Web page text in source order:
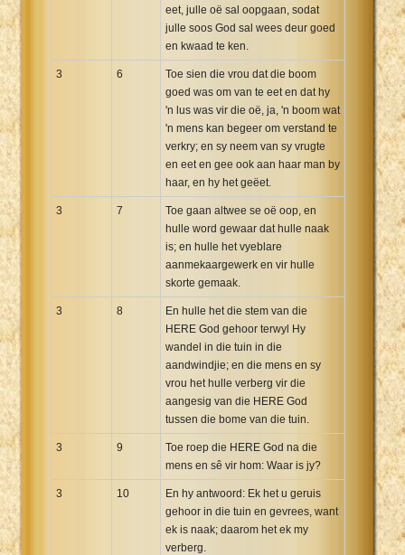
eet, julle oë sal oopgaan, sodat
julle soos God sal wees deur goed
en kwaad te ken.
3 6
Toe sien die vrou dat die boom
goed was om van te eet en dat hy
'n lus was vir die oë, ja, 'n boom wat
'n mens kan begeer om verstand te
verkry; en sy neem van sy vrugte
en eet en gee ook aan haar man by
haar, en hy het geëet.
3 7
Toe gaan altwee se oë oop, en
hulle word gewaar dat hulle naak
is; en hulle het vyeblare
aanmekaargewerk en vir hulle
skorte gemaak.
3 8
En hulle het die stem van die
HERE God gehoor terwyl Hy
wandel in die tuin in die
aandwindjie; en die mens en sy
vrou het hulle verberg vir die
aangesig van die HERE God
tussen die bome van die tuin.
3 9
Toe roep die HERE God na die
mens en sê vir hom: Waar is jy?
3 10
En hy antwoord: Ek het u geruis
gehoor in die tuin en gevrees, want
ek is naak; daarom het ek my
verberg.